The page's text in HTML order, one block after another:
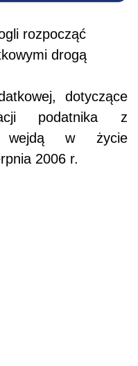
rozpocząć
drogą
dotyczące
podatnika z
wejdą w życie
2006 r.